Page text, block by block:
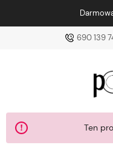
690 139
Ten